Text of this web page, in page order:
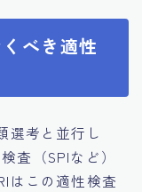
べき適性
選考と並行し
査（SPIなど）
はこの適性検査